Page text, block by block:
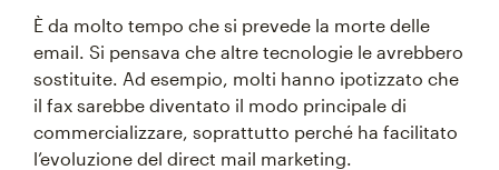
È da molto tempo che si prevede la morte delle
email. Si pensava che altre tecnologie le avrebbero
sostituite. Ad esempio, molti hanno ipotizzato che
il fax sarebbe diventato il modo principale di
commercializzare, soprattutto perché ha facilitato
l’evoluzione del direct mail marketing.